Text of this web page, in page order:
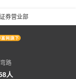
券营业部
路
人